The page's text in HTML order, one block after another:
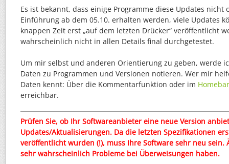
Es ist bekannt, dass einige Programme diese Updates
Einführung ab dem 05.10. erhalten werden, viele Updates
knappen Zeit erst „auf dem letzten Drücker“ veröffentlicht
wahrscheinlich nicht in allen Details final durchgetestet.
Um mir selbst und anderen Orientierung zu geben, werde
Daten zu Programmen und Versionen notieren. Wer mir
Daten kennt: Über die Kommentarfunktion oder im
erreichbar.
Prüfen Sie, ob Ihr Softwareanbieter eine neue Version
Updates/Aktualisierungen. Da die letzten Spezifikationen
veröffentlicht wurden (!), muss Ihre Software sehr neu sein.
sehr wahrscheinlich Probleme bei Überweisungen haben.